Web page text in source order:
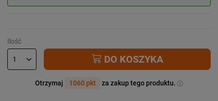
Ilość
DO KOSZYKA
Otrzymaj 1060 pkt za zakup tego produktu.